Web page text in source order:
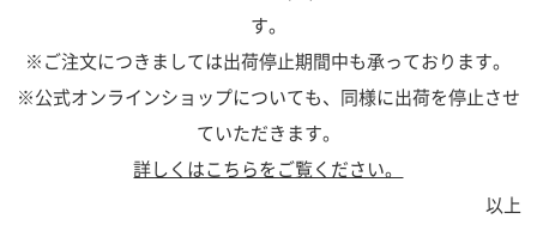
す。
※ご注文につきましては出荷停止期間中も承っております。
※公式オンラインショップについても、同様に出荷を停止させ
ていただきます。
詳しくはこちらをご覧ください。
以上